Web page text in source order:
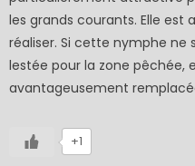
les grands courants. Elle est
réaliser. Si cette nymphe
lestée pour la zone pêchée,
avantageusement
+1